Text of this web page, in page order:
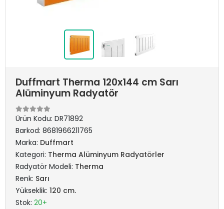
Duffmart Therma 120x144 cm Sarı
Alüminyum Radyatör
Ürün Kodu: DR71892
Barkod: 8681966211765
Marka: Duffmart
Kategori: Therma Alüminyum Radyatörler
Radyatör Modeli: Therma
Renk: Sarı
Yükseklik: 120 cm.
Stok: 20+